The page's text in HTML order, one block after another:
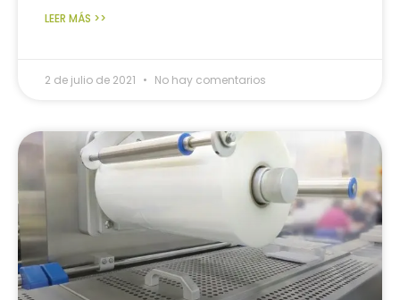
LEER MÁS >>
2 de julio de 2021 No hay comentarios